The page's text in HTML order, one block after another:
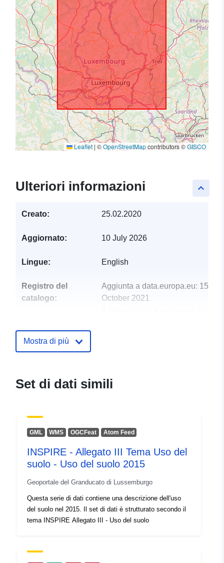
Leaflet | ©OpenStreetMapcontributors ©GISCO
keyboard_arrow_up
Ulteriori informazioni
Creato: 25.02.2020
Aggiornato: 10 July 2026
Lingue: English
Registro del
catalogo:
Aggiunta a data.europa.eu: 15
October 2021
Spaziale:
Tipo:
Conforme a:
lex.europa.eu/eli/reg_impl/2023/
http://data.europa.eu/eli/reg/2010/
Risorsa: http://eur-
lex.europa.eu/eli/reg/2009/976/oj
Provenienza:
uriRef:
Mostra di più
Set di dati simili
GML WMS OGCFeat Atom Feed
INSPIRE - Allegato III Tema Uso del
suolo - Uso del suolo 2015
Geoportale del Granducato di Lussemburgo
Questa serie di dati contiene una descrizione dell'uso
del suolo nel 2015. Il set di dati è strutturato secondo il
tema INSPIRE Allegato III - Uso del suolo